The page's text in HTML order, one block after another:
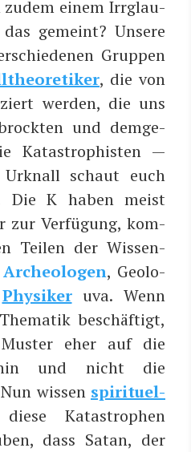
zudem einem Irr­glau­
gemeint? Unse­re
Grup­pen
, die von
wer­den, die uns
und dem­ge­
Kata­stro­phis­ten —
schaut euch
Die K haben meist
zur Ver­fü­gung, kom­
Tei­len der Wis­sen­
Archeo­lo­gen, Geo­lo­
Phy­si­keruva. Wenn
beschäf­tigt,
eher auf die
hin und nicht die
wis­sen spi­ri­tu­el­
Kata­stro­phen
dass Satan, der